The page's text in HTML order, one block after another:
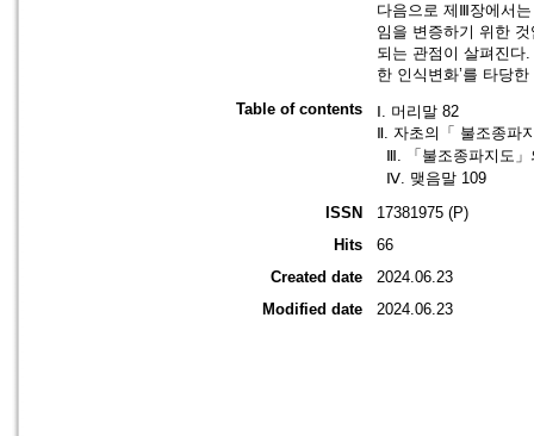
다음으로 제Ⅲ장에서
임을 변증하기 위한
되는 관점이 살펴진다.
한 인식변화’를 타당
Table of contents
Ⅰ. 머리말 82
Ⅱ. 자초의「 불조종파
Ⅲ. 「불조종파지도
Ⅳ. 맺음말 109
ISSN
17381975 (P)
Hits
66
Created date
2024.06.23
Modified date
2024.06.23